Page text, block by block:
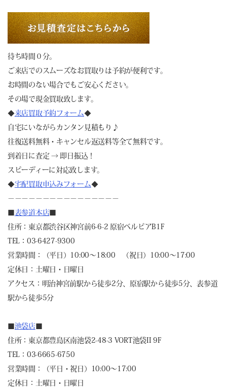
待ち時間０分。
ご来店でのスムーズなお買取りは予約が便利です。
お時間のない場合でもご安心ください。
その場で現金買取致します。
◆来店買取予約フォーム◆
自宅にいながらカンタン見積もり♪
往復送料無料・キャンセル返送料等全て無料です。
到着日に査定 → 即日振込！
スピーディーに対応致します。
◆宅配買取申込みフォーム◆
－－－－－－－－－－－－－－－－
表参道本店
住所：東京都渋谷区神宮前6-6-2 原宿ベルピアB1F
TEL：03-6427-9300
営業時間：（平日）10:00～18:00 （祝日）10:00～17:00
定休日：土曜日・日曜日
アクセス：明治神宮前駅から徒歩2分、原宿駅から徒歩5分、表参道
駅から徒歩5分
池袋店
住所：東京都豊島区南池袋2-48-3 VORT池袋II 9F
TEL：03-6665-6750
営業時間：（平日・祝日）10:00～17:00
定休日：土曜日・日曜日